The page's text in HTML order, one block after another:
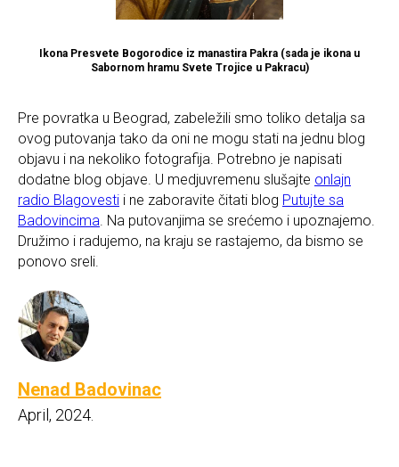
Ikona Presvete Bogorodice iz manastira Pakra (sada je ikona u
Sabornom hramu Svete Trojice u Pakracu)
Pre povratka u Beograd, zabeležili smo toliko detalja sa
ovog putovanja tako da oni ne mogu stati na jednu blog
objavu i na nekoliko fotografija. Potrebno je napisati
dodatne blog objave. U medjuvremenu slušajte onlajn
radio Blagovesti i ne zaboravite čitati blog Putujte sa
Badovincima. Na putovanjima se srećemo i upoznajemo.
Družimo i radujemo, na kraju se rastajemo, da bismo se
ponovo sreli.
Nenad Badovinac
April, 2024.